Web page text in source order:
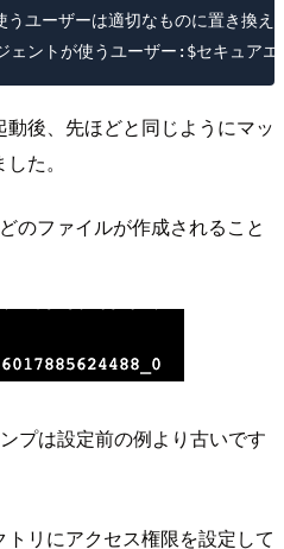
ユーザーは適切なものに置き換え
後、先ほどと同じようにマッ
た。
のファイルが作成されること
プは設定前の例より古いです
リにアクセス権限を設定して